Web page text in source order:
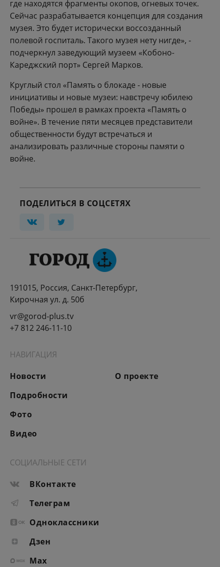
где находятся фрагменты окопов, огневых точек.
Сейчас разрабатывается концепция для создания
музея. Это будет исторически воссозданный
полевой госпиталь. Такого музея нету нигде», -
подчеркнул заведующий музеем «Кобоно-
Кареджский порт» Сергей Марков.
Круглый стол «Память о блокаде - новые
инициативы и новые музеи: навстречу юбилею
Победы» прошел в рамках проекта «Память о
войне». В течение пяти месяцев представители
общественности будут встречаться и
анализировать различные стороны памяти о
войне.
ПОДЕЛИТЬСЯ В СОЦСЕТЯХ
191015, Россия, Санкт-Петербург,
Кирочная ул. д. 50б
vr@gorod-plus.tv
+7 812 246-11-10
НАВИГАЦИЯ
Новости
Подробности
Фото
Видео
О проекте
СОЦИАЛЬНЫЕ СЕТИ
ВКонтакте
Телеграм
Одноклассники
Дзен
Max